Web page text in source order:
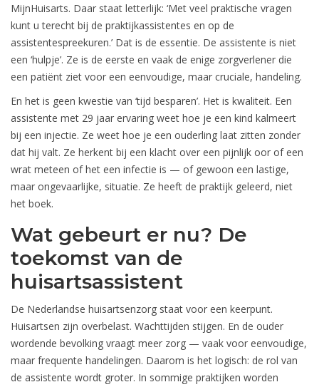
MijnHuisarts. Daar staat letterlijk: ‘Met veel praktische vragen
kunt u terecht bij de praktijkassistentes en op de
assistentespreekuren.’ Dat is de essentie. De assistente is niet
een ‘hulpje’. Ze is de eerste en vaak de enige zorgverlener die
een patiënt ziet voor een eenvoudige, maar cruciale, handeling.
En het is geen kwestie van ‘tijd besparen’. Het is kwaliteit. Een
assistente met 29 jaar ervaring weet hoe je een kind kalmeert
bij een injectie. Ze weet hoe je een ouderling laat zitten zonder
dat hij valt. Ze herkent bij een klacht over een pijnlijk oor of een
wrat meteen of het een infectie is — of gewoon een lastige,
maar ongevaarlijke, situatie. Ze heeft de praktijk geleerd, niet
het boek.
Wat gebeurt er nu? De
toekomst van de
huisartsassistent
De Nederlandse huisartsenzorg staat voor een keerpunt.
Huisartsen zijn overbelast. Wachttijden stijgen. En de ouder
wordende bevolking vraagt meer zorg — vaak voor eenvoudige,
maar frequente handelingen. Daarom is het logisch: de rol van
de assistente wordt groter. In sommige praktijken worden